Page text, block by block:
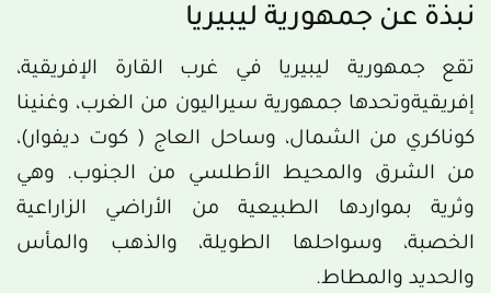
نبذة عن جمهورية ليبيريا
تقع جمهورية ليبيريا في غرب القارة الإفريقية،
إفريقيةوتحدها جمهورية سيراليون من الغرب، وغنينا
كوناكري من الشمال، وساحل العاج ( كوت ديفوار)،
من الشرق والمحيط الأطلسي من الجنوب. وهي
وثرية بمواردها الطبيعية من الأراضي الزاراعية
الخصبة، وسواحلها الطويلة، والذهب والمأس
والحديد والمطاط.